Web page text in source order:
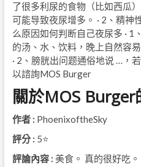
了很多利尿的食物（比如西瓜
可能导致夜尿增多。 · 2、精神
么原因如何判断自己夜尿多 · 1
的汤、水、饮料，晚上自然容
· 2、膀胱出问题通俗地说 …，
以諮詢MOS Burger
關於MOS Burger
作者 : PhoenixoftheSky
評分 : 5⭐
評論內容 : 美食。 真的很好吃。